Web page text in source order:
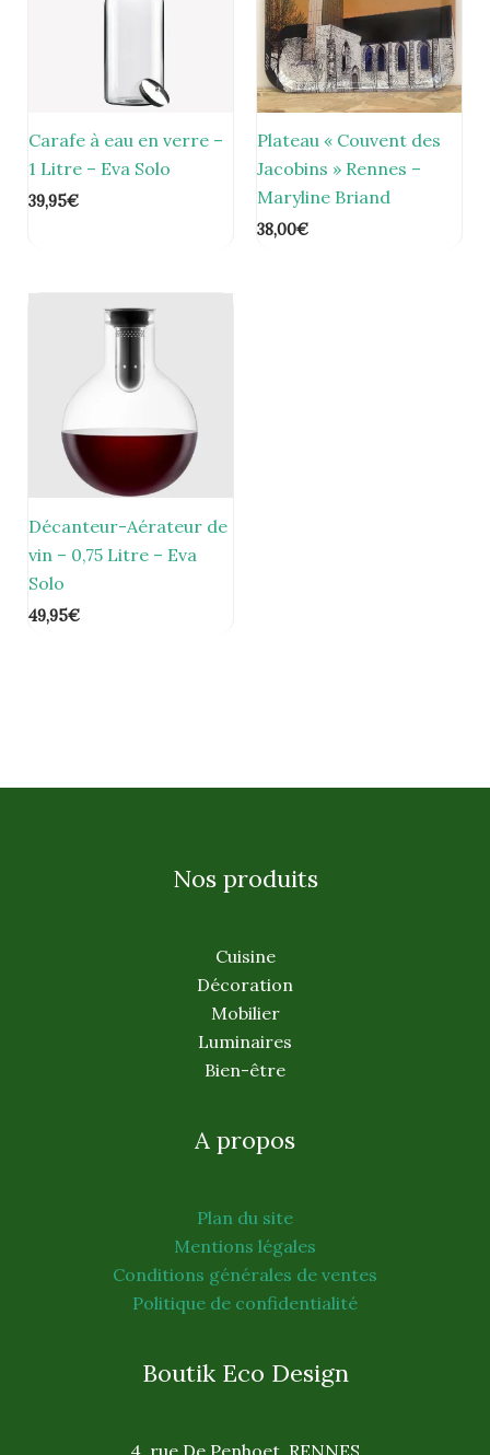
Carafe à eau en verre –
1 Litre – Eva Solo
39,95€
Plateau « Couvent des
Jacobins » Rennes –
Maryline Briand
38,00€
Décanteur-Aérateur de
vin – 0,75 Litre – Eva
Solo
49,95€
Nos produits
Cuisine
Décoration
Mobilier
Luminaires
Bien-être
A propos
Plan du site
Mentions légales
Conditions générales de ventes
Politique de confidentialité
Boutik Eco Design
4, rue De Penhoet, RENNES